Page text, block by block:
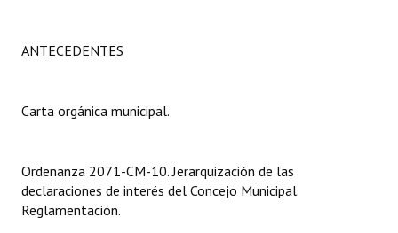
Constitución Provincial
Digesto
Organigrama
ANTECEDENTES
Carta orgánica municipal.
Ordenanza 2071-CM-10. Jerarquización de las
declaraciones de interés del Concejo Municipal.
Reglamentación.